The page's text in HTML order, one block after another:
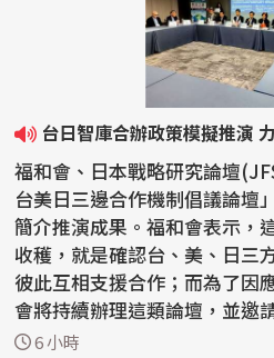
台日智庫合辦政策模擬推演
福和會、日本戰略研究論壇
台美日三邊合作機制倡議論壇
簡介推演成果。福和會表示，
收穫，就是確認台、美、日三
彼此互相支援合作；而為了因
會將持續辦理這類論壇，並邀
與，...
6 小時